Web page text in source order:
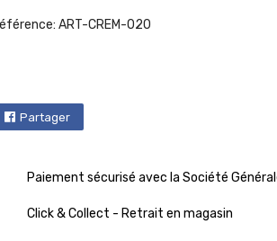
ART-CREM-020
Partager
Paiement sécurisé avec la Société
Click & Collect - Retrait en magasin